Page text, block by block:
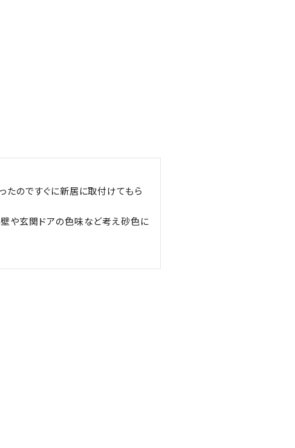
たのですぐに新居に取付けてもら
や玄関ドアの色味など考え砂色に